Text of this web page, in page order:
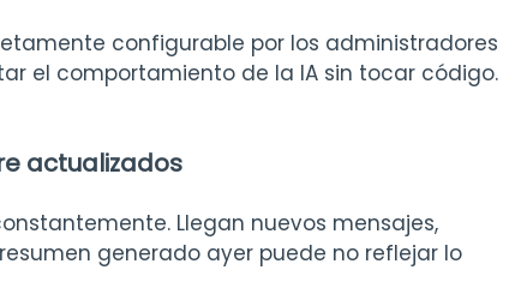
configurable por los administradores
el comportamiento de la IA sin tocar código.
actualizados
Llegan nuevos mensajes,
generado ayer puede no reflejar lo